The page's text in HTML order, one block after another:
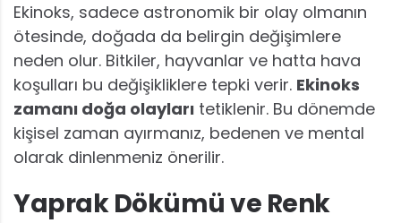
Ekinoks, sadece astronomik bir olay olmanın
ötesinde, doğada da belirgin değişimlere
neden olur. Bitkiler, hayvanlar ve hatta hava
koşulları bu değişikliklere tepki verir. Ekinoks
zamanı doğa olayları tetiklenir. Bu dönemde
kişisel zaman ayırmanız, bedenen ve mental
olarak dinlenmeniz önerilir.
Yaprak Dökümü ve Renk